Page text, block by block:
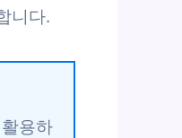
니다.
용하